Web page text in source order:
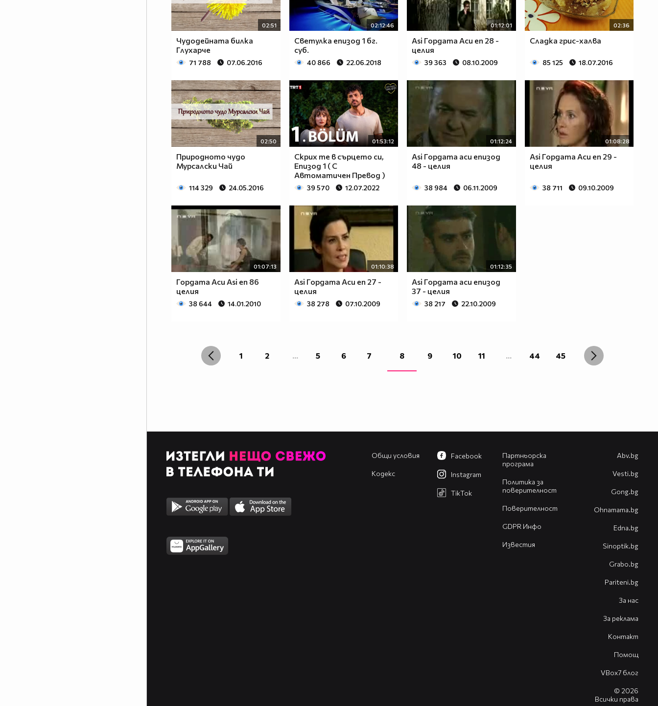
02:51
Чудодейната билка
Глухарче
71 788 07.06.2016
02:12:46
Светулка епизод 1 бг.
суб.
40 866 22.06.2018
01:12:01
Asi Гордата Аси еп 28 -
целия
39 363 08.10.2009
02:36
Сладка грис-халва
85 125 18.07.2016
02:50
Природното чудо
Мурсалски Чай
114 329 24.05.2016
01:53:12
Скрих те в сърцето си,
Епизод 1 ( С
Автоматичен Превод )
39 570 12.07.2022
01:12:24
Asi Гордата аси епизод
48 - целия
38 984 06.11.2009
01:08:28
Asi Гордата Аси еп 29 -
целия
38 711 09.10.2009
01:07:13
Гордата Аси Asi еп 86
целия
38 644 14.01.2010
01:10:38
Asi Гордата Аси еп 27 -
целия
38 278 07.10.2009
01:12:35
Asi Гордата аси епизод
37 - целия
38 217 22.10.2009
1 2 ... 5 6 7 8 9 10 11 ... 44 45
Общи условия
Кодекс
Партньорска
програма
Политика за
поверителност
Поверителност
GDPR Инфо
Известия
Facebook
Instagram
TikTok
Abv.bg
Vesti.bg
Gong.bg
Оhnamama.bg
Edna.bg
Sinoptik.bg
Grabo.bg
Pariteni.bg
За нас
За реклама
Контакт
Помощ
VBox7 блог
© 2026
Всички права